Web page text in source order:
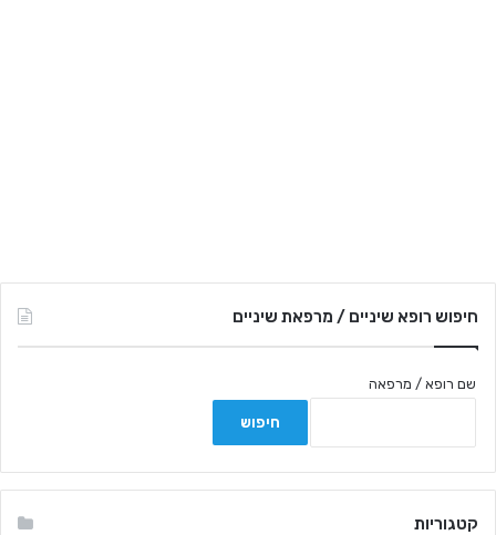
חיפוש רופא שיניים / מרפאת שיניים
שם רופא / מרפאה
קטגוריות